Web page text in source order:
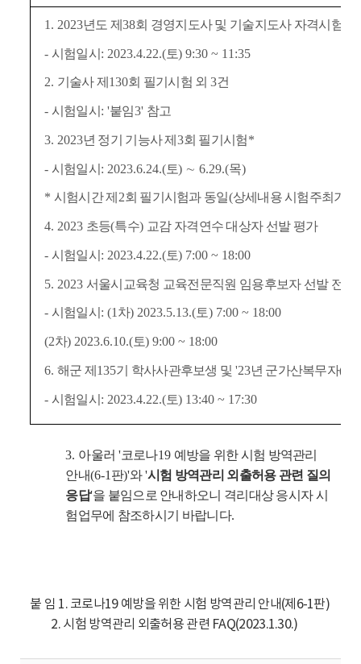
1. 2023년도 제 38회 경영지도사 및 기술지도사 자격시험
- 시험일시 : 2023.4.22.(토) 9:30 ~ 11:35
2. 기술사 제 130회 필기시험 외 3건
- 시험일시 : '붙임3' 참고
3. 2023년 정기 기능사 제 3회 필기시험*
- 시험일시 : 2023.6.24.(토) ∼6.29.(목)
* 시험시간 제 2회 필기시험과 동일(상세내용 시험주최기관
4. 2023 초등(특수) 교감 자격연수 대상자 선발 평가
- 시험일시 : 2023.4.22.(토) 7:00 ~ 18:00
5. 2023 서울시교육청 교육전문직원 임용후보자 선발 전형
- 시험일시 : (1 차) 2023.5.13.(토) 7:00 ~ 18:00
(2차) 2023.6.10.(토) 9:00 ~ 18:00
6. 해군 제 135기 학사사관후보생 및 '23년 군가산복무자(
- 시험일시 : 2023.4.22.(토) 13:40 ~ 17:30
3. 아울러 '코로나19 예방을 위한 시험 방역관리
안내(6-1 판)'와'시험 방역관리 외출허용 관련 질의
응답'을 붙임으로 안내하오니 격리대상 응시자 시
험업무에 참조하시기 바랍니다.
붙 임 1. 코로나19 예방을 위한 시험 방역관리 안내(제6-1판)
2. 시험 방역관리 외출허용 관련 FAQ(2023.1.30.)